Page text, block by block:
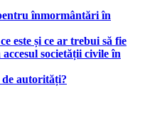
înmormântări în
este și ce ar trebui să fie
societății civile în
autorități?